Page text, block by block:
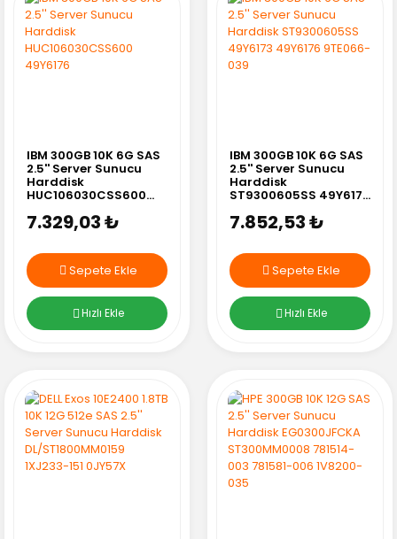
IBM 300GB 10K 6G SAS
2.5'' Server Sunucu
Harddisk
HUC106030CSS600
7.329,03 ₺
Sepete Ekle
Hızlı Ekle
IBM 300GB 10K 6G SAS
2.5'' Server Sunucu
Harddisk
ST9300605SS 49Y6173
7.852,53 ₺
Sepete Ekle
Hızlı Ekle